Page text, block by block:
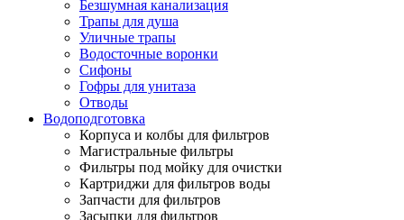
Безшумная канализация
Трапы для душа
Уличные трапы
Водосточные воронки
Сифоны
Гофры для унитаза
Отводы
Водоподготовка
Корпуса и колбы для фильтров
Магистральные фильтры
Фильтры под мойку для очистки
Картриджи для фильтров воды
Запчасти для фильтров
Засыпки для фильтров